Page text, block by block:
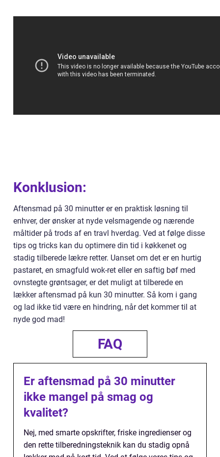
Konklusion:
Aftensmad på 30 minutter er en praktisk løsning til
enhver, der ønsker at nyde velsmagende og nærende
måltider på trods af en travl hverdag. Ved at følge disse
tips og tricks kan du optimere din tid i køkkenet og
stadig tilberede lækre retter. Uanset om det er en hurtig
pastaret, en smagfuld wok-ret eller en saftig bøf med
ovnstegte grøntsager, er det muligt at tilberede en
lækker aftensmad på kun 30 minutter. Så kom i gang
og lad ikke tid være en hindring, når det kommer til at
nyde god mad!
FAQ
Er aftensmad på 30 minutter
ikke mangel på smag og
kvalitet?
Nej, med smarte opskrifter, friske ingredienser og
den rette tilberedningsteknik kan du stadig opnå